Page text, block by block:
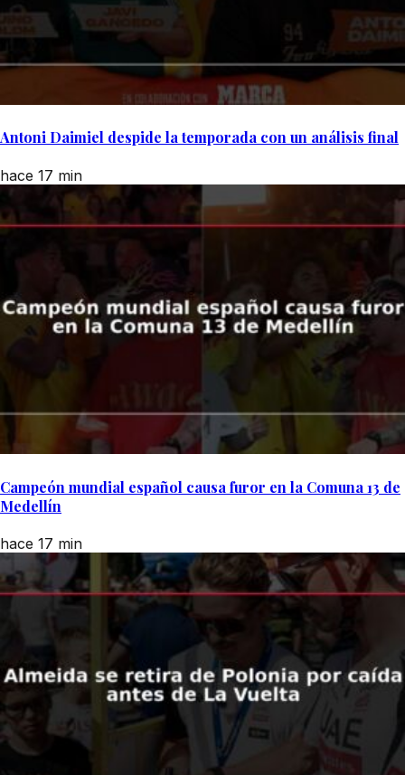
Antoni Daimiel despide la temporada con un análisis final
hace 17 min
Campeón mundial español causa furor en la Comuna 13 de
Medellín
hace 17 min